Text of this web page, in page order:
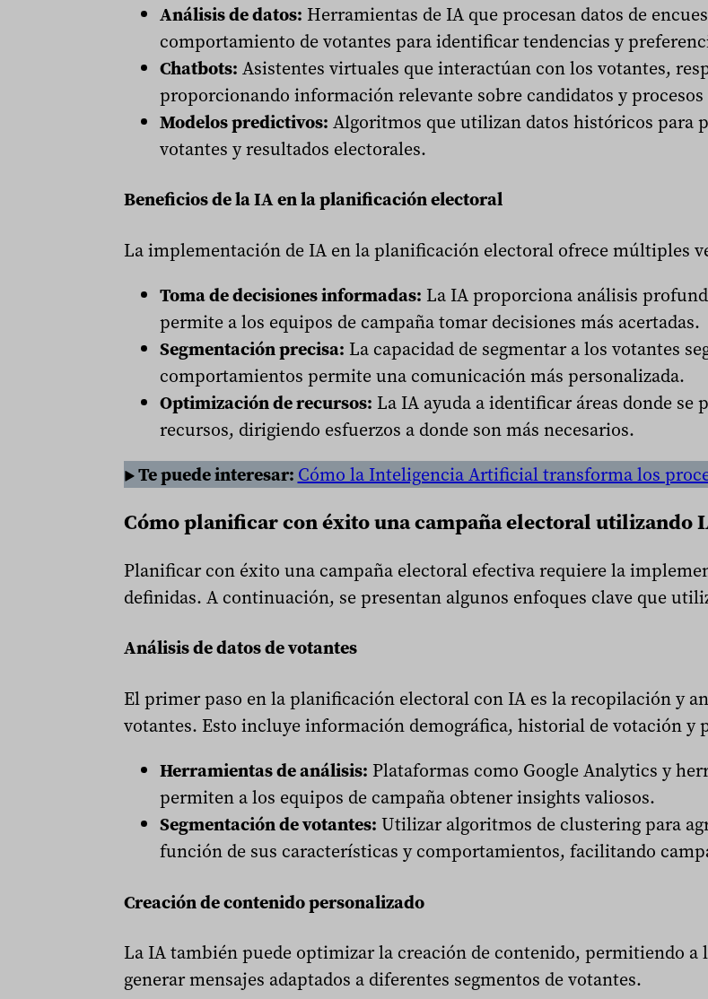
Análisis de datos: Herramientas de IA que procesan datos de
comportamiento de votantes para identificar tendencias y
Chatbots: Asistentes virtuales que interactúan con los votantes,
proporcionando información relevante sobre candidatos y
Modelos predictivos: Algoritmos que utilizan datos históricos para
votantes y resultados electorales.
Beneficios de la IA en la planificación electoral
La implementación de IA en la planificación electoral ofrece múltiples
Toma de decisiones informadas: La IA proporciona análisis
permite a los equipos de campaña tomar decisiones más acertadas.
Segmentación precisa: La capacidad de segmentar a los votantes
comportamientos permite una comunicación más personalizada.
Optimización de recursos: La IA ayuda a identificar áreas donde se
recursos, dirigiendo esfuerzos a donde son más necesarios.
▶ Te puede interesar: Cómo la Inteligencia Artificial transforma los
Cómo planificar con éxito una campaña electoral utilizando
Planificar con éxito una campaña electoral efectiva requiere la
definidas. A continuación, se presentan algunos enfoques clave que
Análisis de datos de votantes
El primer paso en la planificación electoral con IA es la recopilación y
votantes. Esto incluye información demográfica, historial de votación y
Herramientas de análisis: Plataformas como Google Analytics y
permiten a los equipos de campaña obtener insights valiosos.
Segmentación de votantes: Utilizar algoritmos de clustering para
función de sus características y comportamientos, facilitando
Creación de contenido personalizado
La IA también puede optimizar la creación de contenido, permitiendo a
generar mensajes adaptados a diferentes segmentos de votantes.